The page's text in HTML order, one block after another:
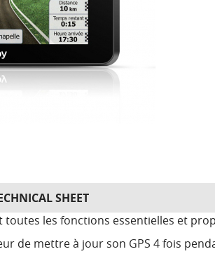
SHEET
toutes les fonctions essentielles et
de mettre à jour son GPS 4 fois